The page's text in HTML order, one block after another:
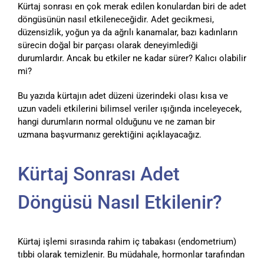
Kürtaj sonrası en çok merak edilen konulardan biri de adet
döngüsünün nasıl etkileneceğidir. Adet gecikmesi,
düzensizlik, yoğun ya da ağrılı kanamalar, bazı kadınların
sürecin doğal bir parçası olarak deneyimlediği
durumlardır. Ancak bu etkiler ne kadar sürer? Kalıcı olabilir
mi?
Bu yazıda kürtajın adet düzeni üzerindeki olası kısa ve
uzun vadeli etkilerini bilimsel veriler ışığında inceleyecek,
hangi durumların normal olduğunu ve ne zaman bir
uzmana başvurmanız gerektiğini açıklayacağız.
Kürtaj Sonrası Adet
Döngüsü Nasıl Etkilenir?
Kürtaj işlemi sırasında rahim iç tabakası (endometrium)
tıbbi olarak temizlenir. Bu müdahale, hormonlar tarafından